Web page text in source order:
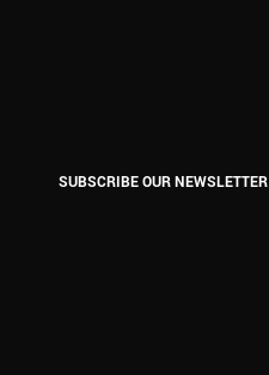
SUBSCRIBE OUR NEWSLETTER